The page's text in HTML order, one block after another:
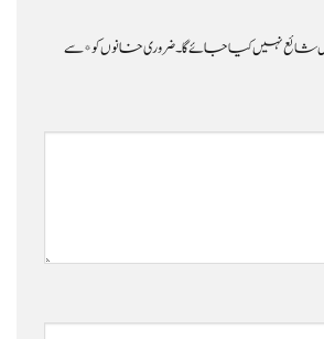
نہیں کیا جائے گا۔ضروری خانوں کو*سے